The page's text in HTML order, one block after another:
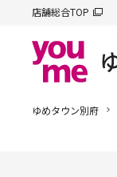
店舗総合TOP
ゆめタウン別府